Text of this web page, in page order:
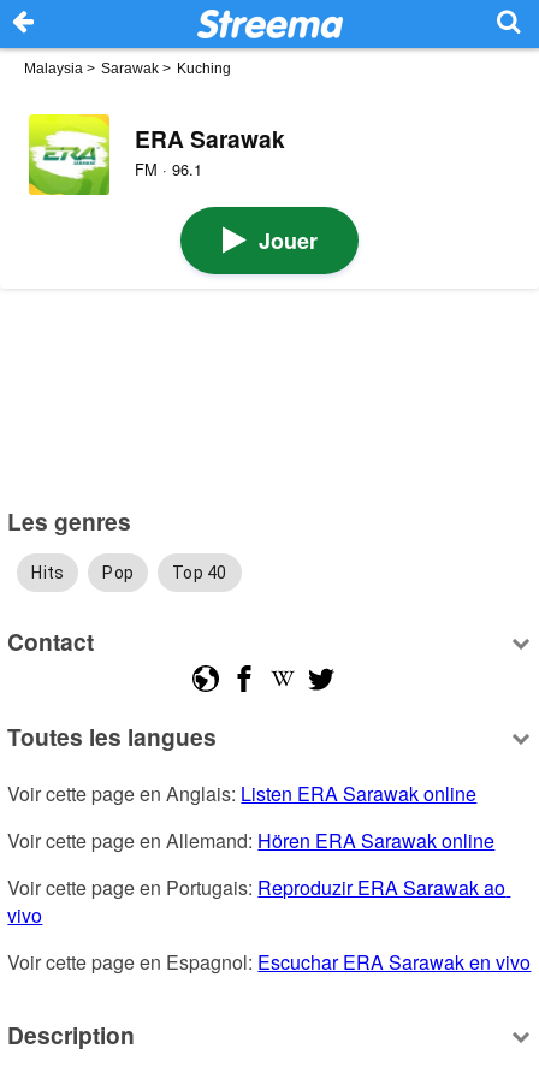
Malaysia > Sarawak > Kuching
ERA Sarawak
FM · 96.1
Jouer
Les genres
Hits Pop Top 40
Contact
Toutes les langues
Voir cette page en Anglais: Listen ERA Sarawak online
Voir cette page en Allemand: Hören ERA Sarawak online
Voir cette page en Portugais: Reproduzir ERA Sarawak ao
vivo
Voir cette page en Espagnol: Escuchar ERA Sarawak en vivo
Description